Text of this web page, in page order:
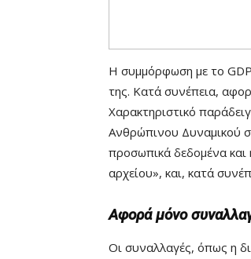
Η συμμόρφωση με το
της. Κατά συνέπεια,
Χαρακτηριστικό
Ανθρώπινου Δυναμικού
προσωπικά δεδομένα
αρχείου», και, κατά
Αφορά μόνο
Οι συναλλαγές, όπως η